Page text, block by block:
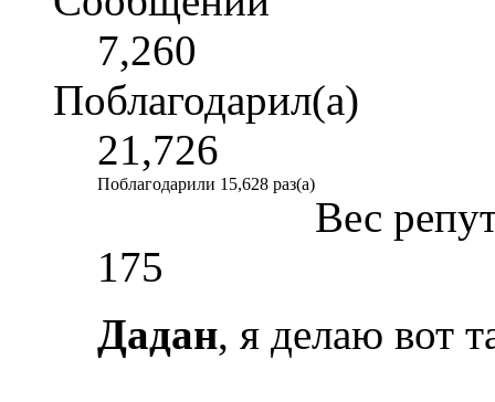
7,260
Поблагодарил(а)
21,726
Поблагодарили 15,628 раз(а)
Вес
175
Дадан, я делаю вот